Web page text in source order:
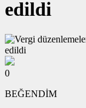
edildi
0
BEĞENDİM